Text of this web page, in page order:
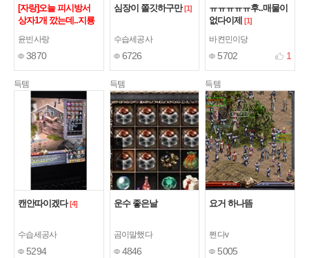
[자랑]오늘 피시방서
상자1개 깠는데..지룡
윤빈사랑
3870
심장이 쫄깃하구만 [1]
수습세공사
6726
ㅠㅠㅠㅠㅠ후..매물이
없다이제
[1]
바켠민이당
5702 1
득템
캔안따이겠다 [4]
수습세공사
5294
득템
운수 좋은날
곰이말했다
4846
득템
요거 하나뜸
쩐다v
5005